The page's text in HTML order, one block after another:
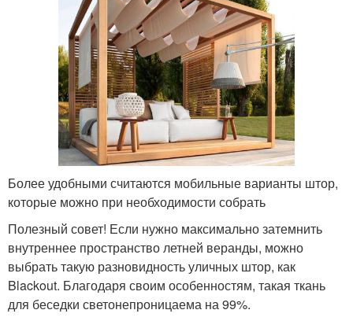
Более удобными считаются мобильные варианты штор,
которые можно при необходимости собрать
Полезный совет! Если нужно максимально затемнить
внутреннее пространство летней веранды, можно
выбрать такую разновидность уличных штор, как
Blackout. Благодаря своим особенностям, такая ткань
для беседки светонепроницаема на 99%.